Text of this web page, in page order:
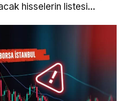
hisselerin listesi…